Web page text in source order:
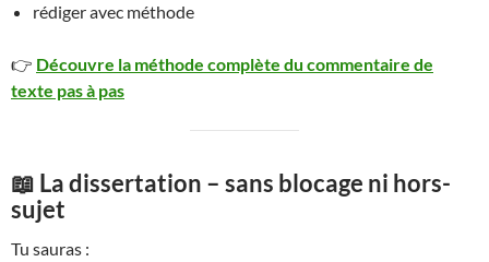
rédiger avec méthode
👉 Découvre la méthode complète du commentaire de
texte pas à pas
📖 La dissertation – sans blocage ni hors-
sujet
Tu sauras :